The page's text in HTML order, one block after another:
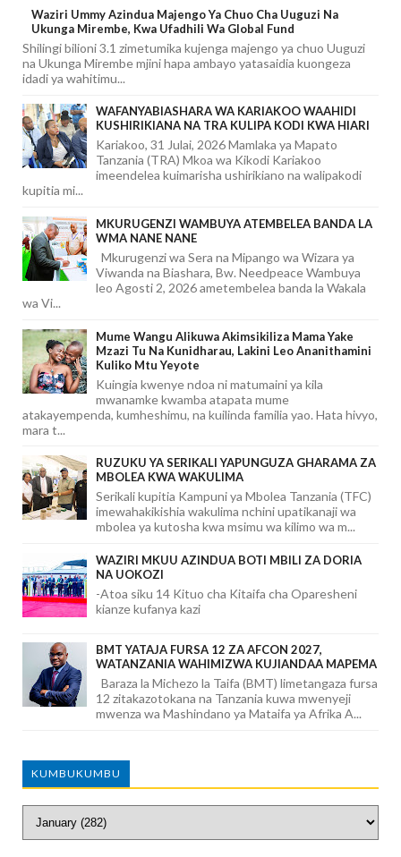
Waziri Ummy Azindua Majengo Ya Chuo Cha Uuguzi Na
Ukunga Mirembe, Kwa Ufadhili Wa Global Fund
Shilingi bilioni 3.1 zimetumika kujenga majengo ya chuo Uuguzi
na Ukunga Mirembe mjini hapa ambayo yatasaidia kuongeza
idadi ya wahitimu...
WAFANYABIASHARA WA KARIAKOO WAAHIDI
KUSHIRIKIANA NA TRA KULIPA KODI KWA HIARI
Kariakoo, 31 Julai, 2026 Mamlaka ya Mapato
Tanzania (TRA) Mkoa wa Kikodi Kariakoo
imeendelea kuimarisha ushirikiano na walipakodi
kupitia mi...
MKURUGENZI WAMBUYA ATEMBELEA BANDA LA
WMA NANE NANE
Mkurugenzi wa Sera na Mipango wa Wizara ya
Viwanda na Biashara, Bw. Needpeace Wambuya
leo Agosti 2, 2026 ametembelea banda la Wakala
wa Vi...
Mume Wangu Alikuwa Akimsikiliza Mama Yake
Mzazi Tu Na Kunidharau, Lakini Leo Ananithamini
Kuliko Mtu Yeyote
Kuingia kwenye ndoa ni matumaini ya kila
mwanamke kwamba atapata mume
atakayempenda, kumheshimu, na kuilinda familia yao. Hata hivyo,
mara t...
RUZUKU YA SERIKALI YAPUNGUZA GHARAMA ZA
MBOLEA KWA WAKULIMA
Serikali kupitia Kampuni ya Mbolea Tanzania (TFC)
imewahakikishia wakulima nchini upatikanaji wa
mbolea ya kutosha kwa msimu wa kilimo wa m...
WAZIRI MKUU AZINDUA BOTI MBILI ZA DORIA
NA UOKOZI
-Atoa siku 14 Kituo cha Kitaifa cha Oparesheni
kianze kufanya kazi
BMT YATAJA FURSA 12 ZA AFCON 2027,
WATANZANIA WAHIMIZWA KUJIANDAA MAPEMA
Baraza la Michezo la Taifa (BMT) limetangaza fursa
12 zitakazotokana na Tanzania kuwa mwenyeji
mwenza wa Mashindano ya Mataifa ya Afrika A...
KUMBUKUMBU